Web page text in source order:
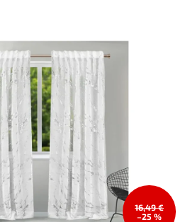
16,49 €
–25 %